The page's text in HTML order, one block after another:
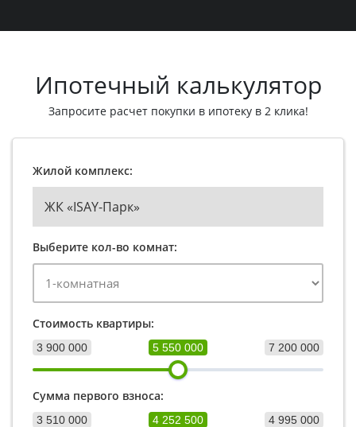
Ипотечный калькулятор
Запросите расчет покупки в ипотеку в 2 клика!
Жилой комплекс:
ЖК «ISAY-Парк»
Выберите кол-во комнат:
Стоимость квартиры:
3 900 000 7 200 000
5 550 000
Сумма первого взноса:
3 510 000 4 995 000
4 252 500